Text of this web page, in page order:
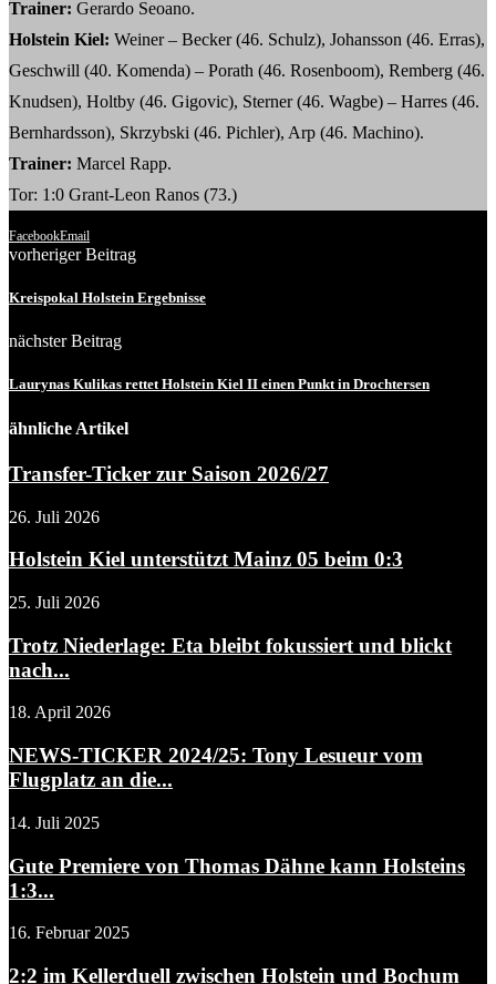
Trainer: Gerardo Seoano.
Holstein Kiel: Weiner – Becker (46. Schulz), Johansson (46. Erras),
Geschwill (40. Komenda) – Porath (46. Rosenboom), Remberg (46.
Knudsen), Holtby (46. Gigovic), Sterner (46. Wagbe) – Harres (46.
Bernhardsson), Skrzybski (46. Pichler), Arp (46. Machino).
Trainer: Marcel Rapp.
Tor: 1:0 Grant-Leon Ranos (73.)
FacebookEmail
vorheriger Beitrag
Kreispokal Holstein Ergebnisse
nächster Beitrag
Laurynas Kulikas rettet Holstein Kiel II einen Punkt in Drochtersen
ähnliche Artikel
Transfer-Ticker zur Saison 2026/27
26. Juli 2026
Holstein Kiel unterstützt Mainz 05 beim 0:3
25. Juli 2026
Trotz Niederlage: Eta bleibt fokussiert und blickt
nach...
18. April 2026
NEWS-TICKER 2024/25: Tony Lesueur vom
Flugplatz an die...
14. Juli 2025
Gute Premiere von Thomas Dähne kann Holsteins
1:3...
16. Februar 2025
2:2 im Kellerduell zwischen Holstein und Bochum